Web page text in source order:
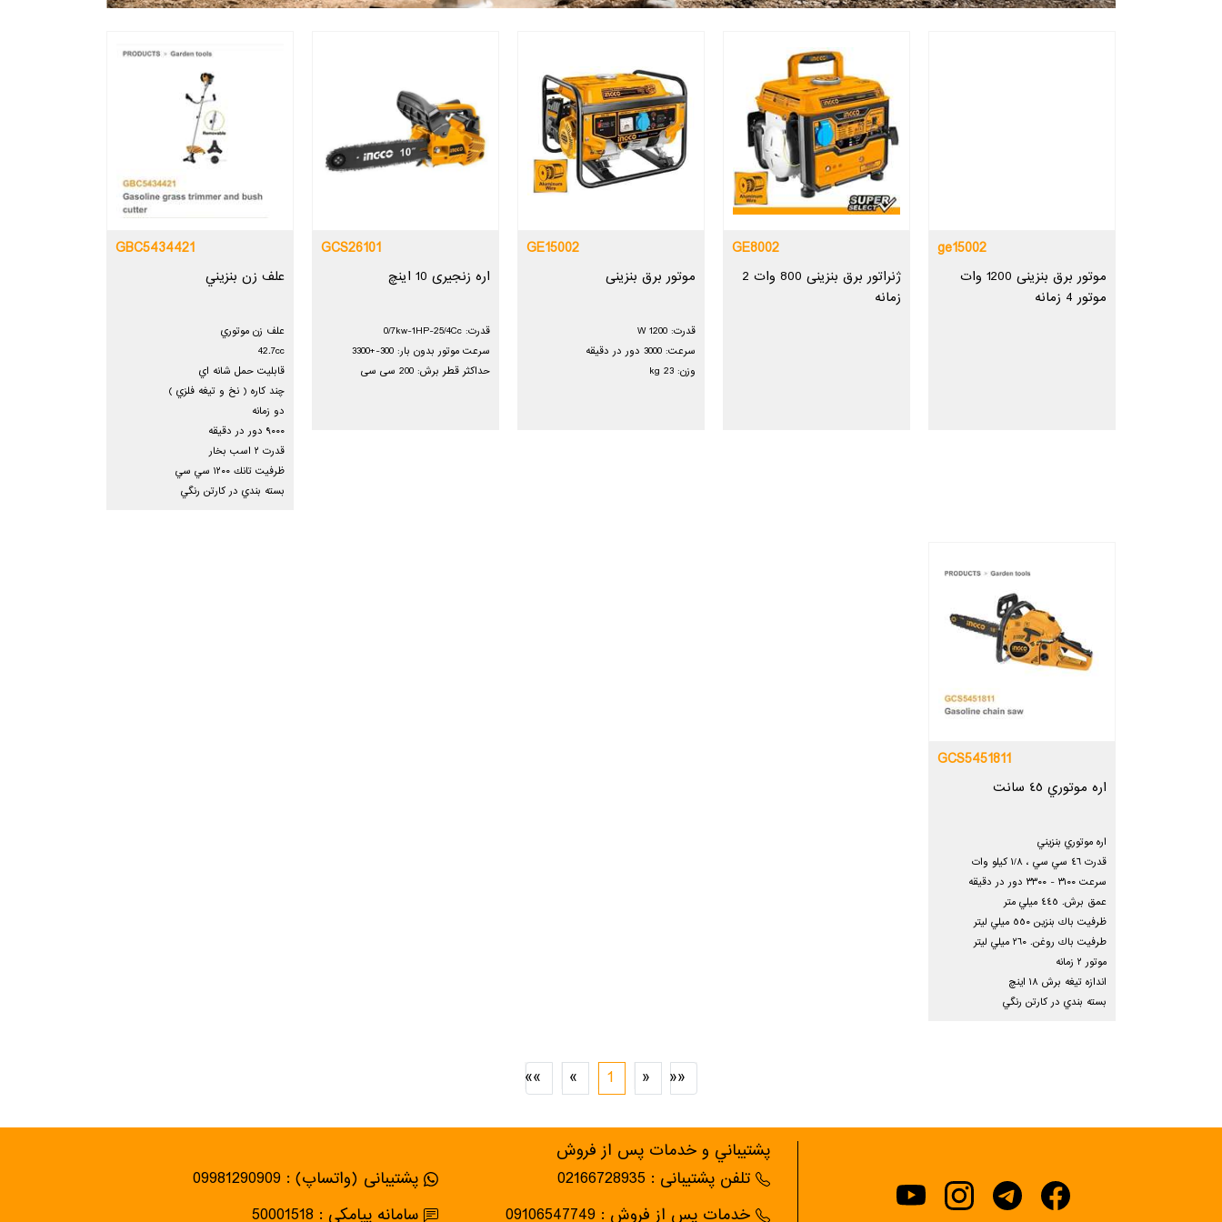
ge15002
موتور برق بنزینی 1200 وات
موتور 4 زمانه
GE8002
ژنراتور برق بنزینی 800 وات 2
زمانه
GE15002
موتور برق بنزینی
قدرت: 1200 W
سرعت: 3000 دور در دقیقه
وزن: 23 kg
GCS26101
اره زنجیری 10 اینچ
قدرت: 0/7kw-1HP-25/4Cc
سرعت موتور بدون بار: 300-+3300
حداکثر قطر برش: 200 سی سی
GBC5434421
علف زن بنزيني
علف زن موتوري
42.7cc
قابليت حمل شانه اي
چند كاره ( نخ و تيغه فلزي )
دو زمانه
٩٠٠٠ دور در دقيقه
قدرت ٢ اسب بخار
ظرفيت تانك ١٢٠٠ سي سي
بسته بندي در كارتن رنگي
GCS5451811
اره موتوري ٤٥ سانت
اره موتوري بنزيني
قدرت ٤٦ سي سي ، ١/٨ كيلو وات
سرعت ٣١٠٠ - ٣٣٠٠ دور در دقيقه
عمق برش. ٤٤٥ ميلي متر
ظرفيت باك بنزين ٥٥٠ ميلي ليتر
طرفيت باك روغن. ٢٦٠ ميلي ليتر
موتور ٢ زمانه
اندازه تيغه برش ١٨ اينچ
بسته بندي در كارتن رنگي
««
«
1
»
»»
پشتيباني و خدمات پس از فروش
تلفن پشتیبانی : 02166728935
پشتیبانی (واتساپ) : 09981290909
خدمات پس از فروش : 09106547749
سامانه پیامکی : 50001518